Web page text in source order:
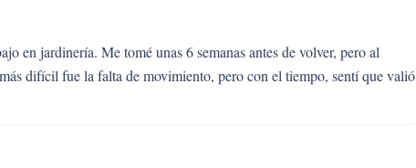
en jardinería. Me tomé unas 6 semanas antes de volver, pero al
difícil fue la falta de movimiento, pero con el tiempo, sentí que valió